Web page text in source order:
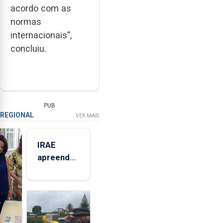
acordo com as
normas
internacionais”,
concluiu.
PUB
REGIONAL VER MAIS
IRAE
apreendeu
toneladas
de
alimentos
entre